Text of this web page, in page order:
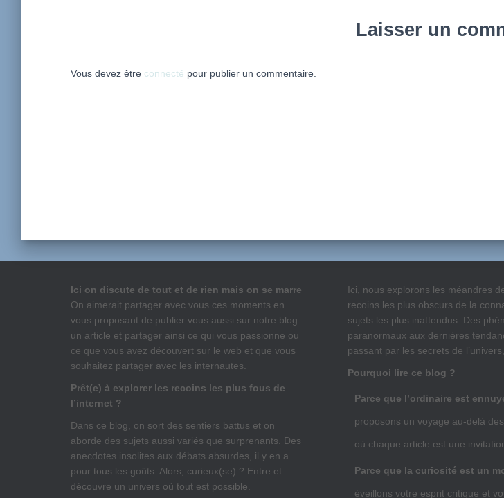
Laisser un
Vous devez être connecté pour publier un commentaire.
Ici on discute de tout et de rien mais on se marre
On aimerait partager avec vous ces moments en
vous proposant de publier vous aussi sur notre blog
un article et partager ainsi ce qui vous passionne ou
ce que vous avez découvert sur le web et que vous
souhaitez partager avec les internautes.
Prêt(e) à explorer les recoins les plus fous de
l’internet ?
Dans ce blog, on sort des sentiers battus et on
aborde des sujets aussi variés que surprenants. Des
anecdotes insolites aux débats absurdes, il y en a
pour tous les goûts. Alors, curieux(se) ? Entre et
découvre un univers où tout est possible.
Ici, nous explorons les méandres
recoins les plus obscurs de la
sujets les plus inattendus. Des
paranormaux aux dernières
passant par les secrets de
Pourquoi lire ce blog ?
Parce que l’ordinaire est
proposons un voyage au-delà
où chaque article est une
Parce que la curiosité est un
éveillons votre esprit critique et